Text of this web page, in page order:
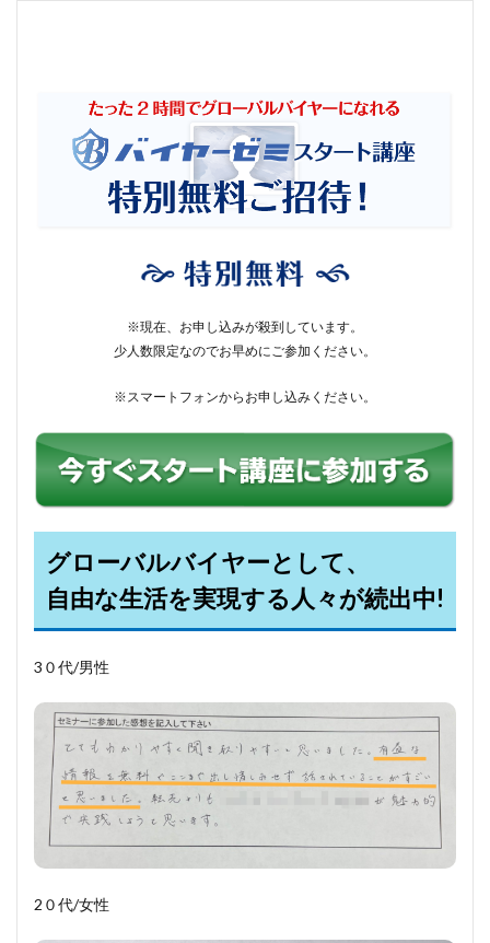
※現在、お申し込みが殺到しています。
少人数限定なのでお早めにご参加ください。
※スマートフォンからお申し込みください。
グローバルバイヤーとして、
自由な生活を実現する人々が続出中!
3０代/男性
2０代/女性